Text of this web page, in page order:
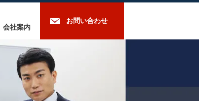
お問い合わせ
会社案内